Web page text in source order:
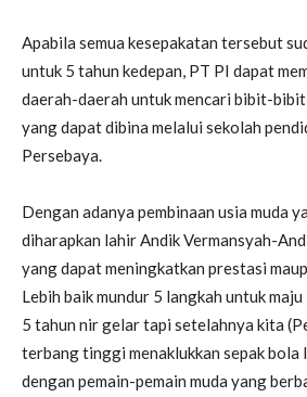
Apabila semua kesepakatan tersebut
untuk 5 tahun kedepan, PT PI dapat
daerah-daerah untuk mencari bibit-bibit
yang dapat dibina melalui sekolah
Persebaya.
Dengan adanya pembinaan usia muda
diharapkan lahir Andik Vermansyah-
yang dapat meningkatkan prestasi
Lebih baik mundur 5 langkah untuk
5 tahun nir gelar tapi setelahnya kita
terbang tinggi menaklukkan sepak bola
dengan pemain-pemain muda yang